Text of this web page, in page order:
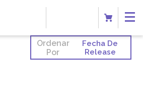
Ordenar
Por
Fecha De
Release